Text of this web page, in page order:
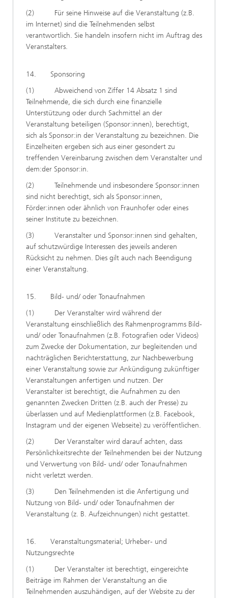
(2) Für seine Hinweise auf die Veranstaltung (z.B.
im Internet) sind die Teilnehmenden selbst
verantwortlich. Sie handeln insofern nicht im Auftrag des
Veranstalters.
14. Sponsoring
(1) Abweichend von Ziffer 14 Absatz 1 sind
Teilnehmende, die sich durch eine finanzielle
Unterstützung oder durch Sachmittel an der
Veranstaltung beteiligen (Sponsor:innen), berechtigt,
sich als Sponsor:in der Veranstaltung zu bezeichnen. Die
Einzelheiten ergeben sich aus einer gesondert zu
treffenden Vereinbarung zwischen dem Veranstalter und
dem:der Sponsor:in.
(2) Teilnehmende und insbesondere Sponsor:innen
sind nicht berechtigt, sich als Sponsor:innen,
Förder:innen oder ähnlich von Fraunhofer oder eines
seiner Institute zu bezeichnen.
(3) Veranstalter und Sponsor:innen sind gehalten,
auf schutzwürdige Interessen des jeweils anderen
Rücksicht zu nehmen. Dies gilt auch nach Beendigung
einer Veranstaltung.
15. Bild- und/ oder Tonaufnahmen
(1) Der Veranstalter wird während der
Veranstaltung einschließlich des Rahmenprogramms Bild-
und/ oder Tonaufnahmen (z.B. Fotografien oder Videos)
zum Zwecke der Dokumentation, zur begleitenden und
nachträglichen Berichterstattung, zur Nachbewerbung
einer Veranstaltung sowie zur Ankündigung zukünftiger
Veranstaltungen anfertigen und nutzen. Der
Veranstalter ist berechtigt, die Aufnahmen zu den
genannten Zwecken Dritten (z.B. auch der Presse) zu
überlassen und auf Medienplattformen (z.B. Facebook,
Instagram und der eigenen Webseite) zu veröffentlichen.
(2) Der Veranstalter wird darauf achten, dass
Persönlichkeitsrechte der Teilnehmenden bei der Nutzung
und Verwertung von Bild- und/ oder Tonaufnahmen
nicht verletzt werden.
(3) Den Teilnehmenden ist die Anfertigung und
Nutzung von Bild- und/ oder Tonaufnahmen der
Veranstaltung (z. B. Aufzeichnungen) nicht gestattet.
16. Veranstaltungsmaterial; Urheber- und
Nutzungsrechte
(1) Der Veranstalter ist berechtigt, eingereichte
Beiträge im Rahmen der Veranstaltung an die
Teilnehmenden auszuhändigen, auf der Website zu der